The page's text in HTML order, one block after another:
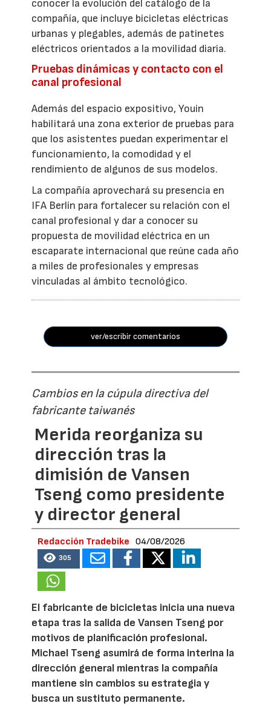
conocer la evolución del catálogo de la
compañía, que incluye bicicletas eléctricas
urbanas y plegables, además de patinetes
eléctricos orientados a la movilidad diaria.
Pruebas dinámicas y contacto con el
canal profesional
Además del espacio expositivo, Youin
habilitará una zona exterior de pruebas para
que los asistentes puedan experimentar el
funcionamiento, la comodidad y el
rendimiento de algunos de sus modelos.
La compañía aprovechará su presencia en
IFA Berlín para fortalecer su relación con el
canal profesional y dar a conocer su
propuesta de movilidad eléctrica en un
escaparate internacional que reúne cada año
a miles de profesionales y empresas
vinculadas al ámbito tecnológico.
ver/escribir comentarios
Cambios en la cúpula directiva del
fabricante taiwanés
Merida reorganiza su
dirección tras la
dimisión de Vansen
Tseng como presidente
y director general
Redacción Tradebike 04/08/2026
305
El fabricante de bicicletas inicia una nueva
etapa tras la salida de Vansen Tseng por
motivos de planificación profesional.
Michael Tseng asumirá de forma interina la
dirección general mientras la compañía
mantiene sin cambios su estrategia y
busca un sustituto permanente.